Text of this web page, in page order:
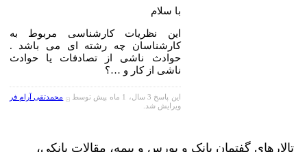
با سلام
این نظریات کارشناسی مربوط به
کارشناسان چه رشته ای می باشد .
حوادث ناشی از تصادفات یا حوادث
ناشی از کار و …؟
این پاسخ 3 سال، 1 ماه پیش توسط
محمدتقی آرام فر
ویرایش شد.
تالارهای گفتمان بانک و بورس و بیمه، مقالات بانکي،